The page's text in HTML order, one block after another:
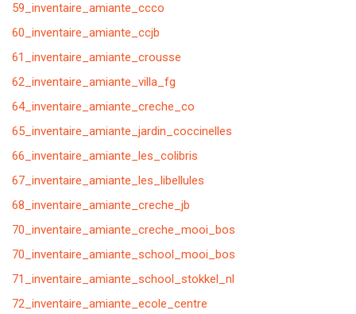
59_inventaire_amiante_ccco
60_inventaire_amiante_ccjb
61_inventaire_amiante_crousse
62_inventaire_amiante_villa_fg
64_inventaire_amiante_creche_co
65_inventaire_amiante_jardin_coccinelles
66_inventaire_amiante_les_colibris
67_inventaire_amiante_les_libellules
68_inventaire_amiante_creche_jb
70_inventaire_amiante_creche_mooi_bos
70_inventaire_amiante_school_mooi_bos
71_inventaire_amiante_school_stokkel_nl
72_inventaire_amiante_ecole_centre